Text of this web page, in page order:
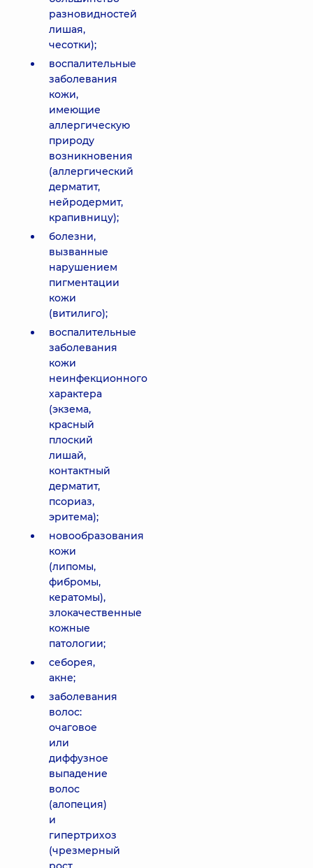
разновидностей
лишая,
чесотки);
воспалительные
заболевания
кожи,
имеющие
аллергическую
природу
возникновения
(аллергический
дерматит,
нейродермит,
крапивницу);
болезни,
вызванные
нарушением
пигментации
кожи
(витилиго);
воспалительные
заболевания
кожи
неинфекционного
характера
(экзема,
красный
плоский
лишай,
контактный
дерматит,
псориаз,
эритема);
новообразования
кожи
(липомы,
фибромы,
кератомы),
злокачественные
кожные
патологии;
себорея,
акне;
заболевания
волос:
очаговое
или
диффузное
выпадение
волос
(алопеция)
и
гипертрихоз
(чрезмерный